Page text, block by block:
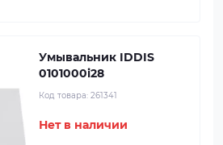
Умывальник IDDIS
0101000i28
Код товара: 261341
Нет в наличии